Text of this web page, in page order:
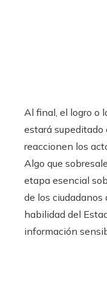
Al final, el logro o
estará supeditado
reaccionen los
Algo que
etapa esencial
de los
habilidad del
información